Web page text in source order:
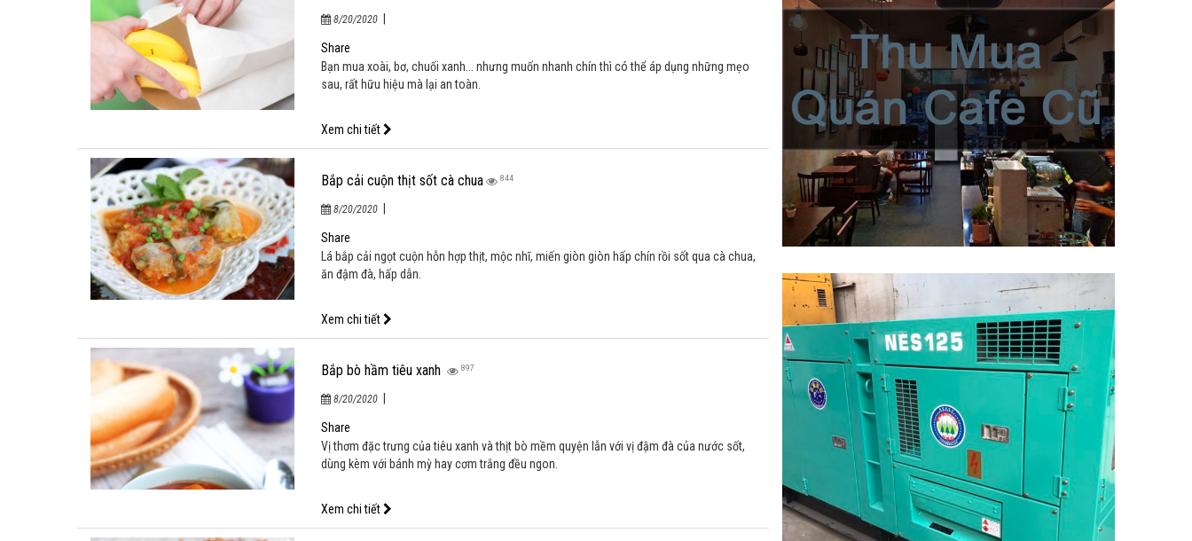
8/20/2020|
Share
Bạn mua xoài, bơ, chuối xanh... nhưng muốn nhanh chín thì có thể áp dụng những mẹo
sau, rất hữu hiệu mà lại an toàn.
Xem chi tiết
Bắp cải cuộn thịt sốt cà chua 844
8/20/2020|
Share
Lá bắp cải ngọt cuộn hỗn hợp thịt, mộc nhĩ, miến giòn giòn hấp chín rồi sốt qua cà chua,
ăn đậm đà, hấp dẫn.
Xem chi tiết
Bắp bò hầm tiêu xanh 897
8/20/2020|
Share
Vị thơm đặc trưng của tiêu xanh và thịt bò mềm quyện lẫn với vị đậm đà của nước sốt,
dùng kèm với bánh mỳ hay cơm trắng đều ngon.
Xem chi tiết